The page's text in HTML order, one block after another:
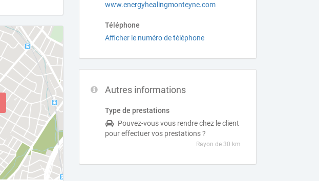
www.energyhealingmonteyne.com
Téléphone
Afficher le numéro de téléphone
Autres informations
Type de prestations
Pouvez-vous vous rendre chez le client
pour effectuer vos prestations ?
Rayon de 30 km